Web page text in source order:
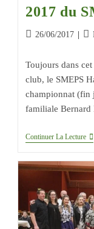
2017 du
26/06/2017
Toujours dans
club, le SMEPS
championnat (fin
familiale
Continuer La Lecture